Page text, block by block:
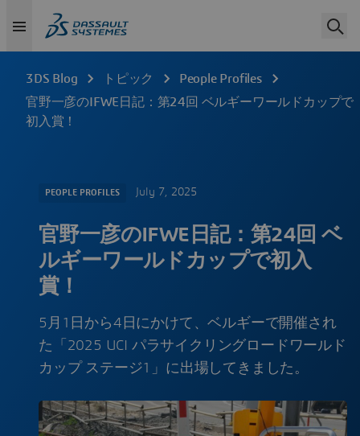
3DS Blog トピック
People Profiles
官野一彦のIFWE日記：第24回 ベルギーワールドカップで
初入賞！
PEOPLE PROFILES July 7, 2025
官野一彦のIFWE日記：第24回 ベ
ルギーワールドカップで初入
賞！
5月1日から4日にかけて、ベルギーで開催され
た「2025 UCI パラサイクリングロードワールド
カップ ステージ1」に出場してきました。